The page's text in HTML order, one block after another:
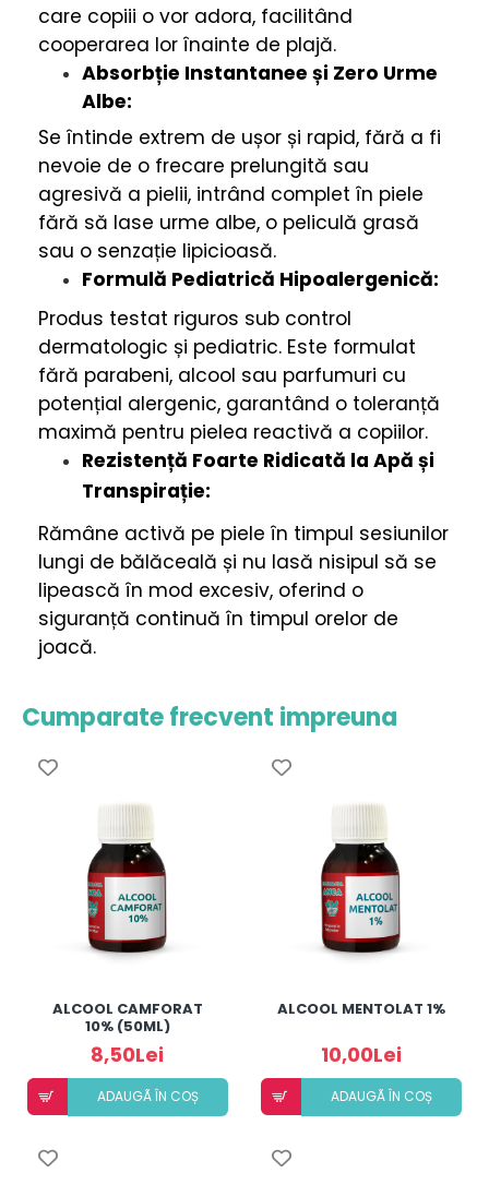
care copiii o vor adora, facilitând
cooperarea lor înainte de plajă.
Absorbție Instantanee și Zero Urme
Albe:
Se întinde extrem de ușor și rapid, fără a fi
nevoie de o frecare prelungită sau
agresivă a pielii, intrând complet în piele
fără să lase urme albe, o peliculă grasă
sau o senzație lipicioasă.
Formulă Pediatrică Hipoalergenică:
Produs testat riguros sub control
dermatologic și pediatric. Este formulat
fără parabeni, alcool sau parfumuri cu
potențial alergenic, garantând o toleranță
maximă pentru pielea reactivă a copiilor.
Rezistență Foarte Ridicată la Apă și
Transpirație:
Rămâne activă pe piele în timpul sesiunilor
lungi de bălăceală și nu lasă nisipul să se
lipească în mod excesiv, oferind o
siguranță continuă în timpul orelor de
joacă.
Cumparate frecvent impreuna
ALCOOL CAMFORAT
10% (50ML)
8,50Lei
ADAUGÃ ÎN COȘ
ALCOOL MENTOLAT 1%
10,00Lei
ADAUGÃ ÎN COȘ